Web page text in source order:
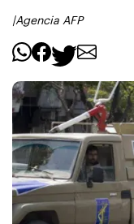
|Agencia AFP